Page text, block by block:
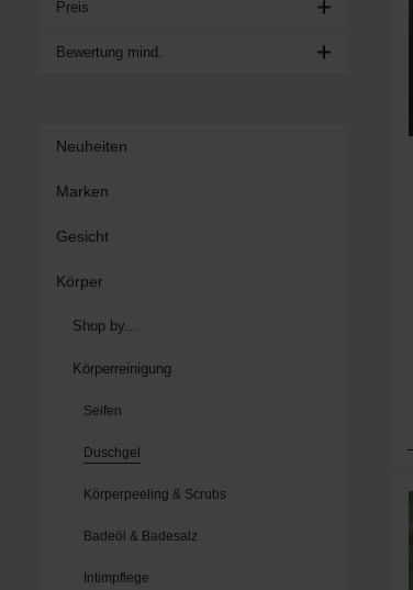
Preis
Bewertung mind.
Neuheiten
Marken
Gesicht
Körper
Shop by...
Körperreinigung
Seifen
Duschgel
Körperpeeling & Scrubs
Badeöl & Badesalz
Intimpflege